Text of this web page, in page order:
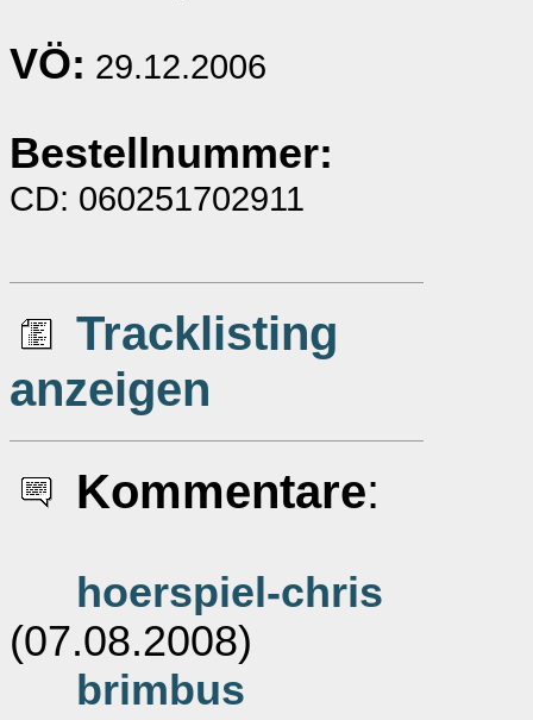
VÖ: 29.12.2006
Bestellnummer:
CD: 060251702911
Tracklisting
anzeigen
Kommentare:
hoerspiel-chris
(07.08.2008)
brimbus